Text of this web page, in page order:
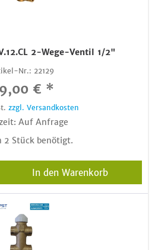
2-Wege-Ventil 1/2"
Nr.: 22129
€ *
zzgl. Versandkosten
Auf Anfrage
2 Stück benötigt.
In den Warenkorb